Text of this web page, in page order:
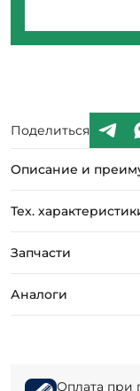
Поделиться
Описание и
Тех.
Запчасти
Аналоги
Оплата при